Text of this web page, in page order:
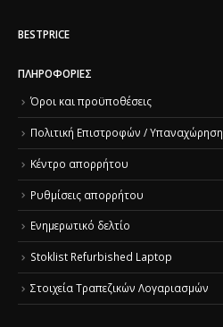
BESTPRICE
ΠΛΗΡΟΦΟΡΊΕΣ
Όροι και προϋποθέσεις
Πολιτική Επιστροφών / Υπαναχώρηση
Κέντρο απορρήτου
Ρυθμίσεις απορρήτου
Ενημερωτικό δελτίο
Stoklist Refurbished Laptop
Στοιχεία Τραπεζικών Λογαριασμών